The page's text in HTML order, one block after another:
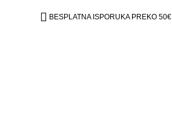
BESPLATNA ISPORUKA PREKO 50€